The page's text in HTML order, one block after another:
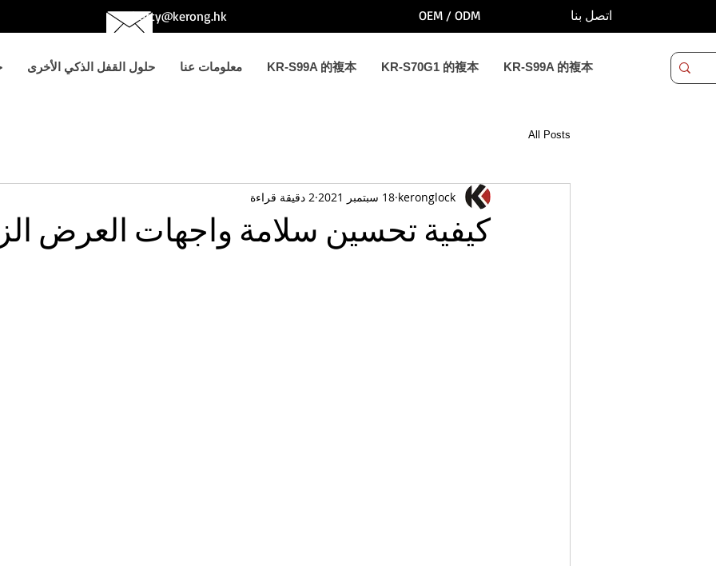
betty@kerong.hk OEM / ODM اتصل بنا
حلول القفل الذكي الأخرى معلومات عنا KR-S99A 的複本 KR-S70G1 的複本 KR-S99A 的複本
All Posts
كيفية تحسين سلامة واجهات العرض
keronglock 18 سبتمبر 2021 2 دقيقة قراءة